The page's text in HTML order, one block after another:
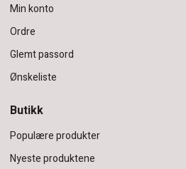
Min konto
Ordre
Glemt passord
Ønskeliste
Butikk
Populære produkter
Nyeste produktene